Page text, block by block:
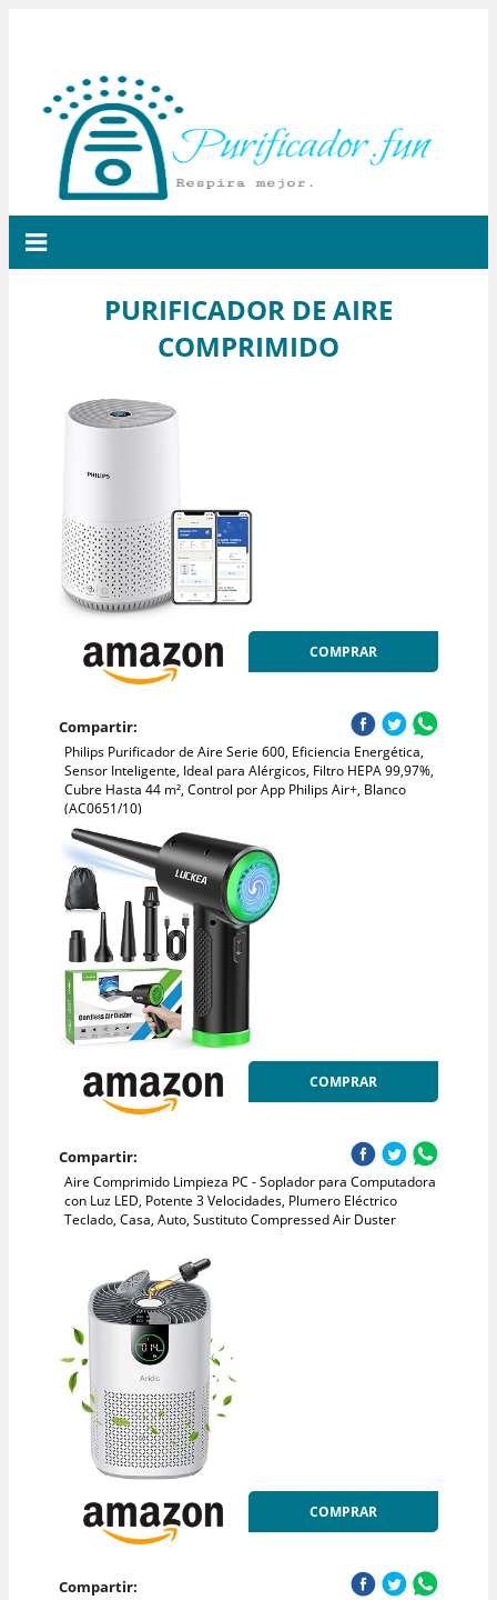
PURIFICADOR DE AIRE
COMPRIMIDO
COMPRAR
Compartir:
Philips Purificador de Aire Serie 600, Eficiencia Energética,
Sensor Inteligente, Ideal para Alérgicos, Filtro HEPA 99,97%,
Cubre Hasta 44 m², Control por App Philips Air+, Blanco
(AC0651/10)
COMPRAR
Compartir:
Aire Comprimido Limpieza PC - Soplador para Computadora
con Luz LED, Potente 3 Velocidades, Plumero Eléctrico
Teclado, Casa, Auto, Sustituto Compressed Air Duster
COMPRAR
Compartir: